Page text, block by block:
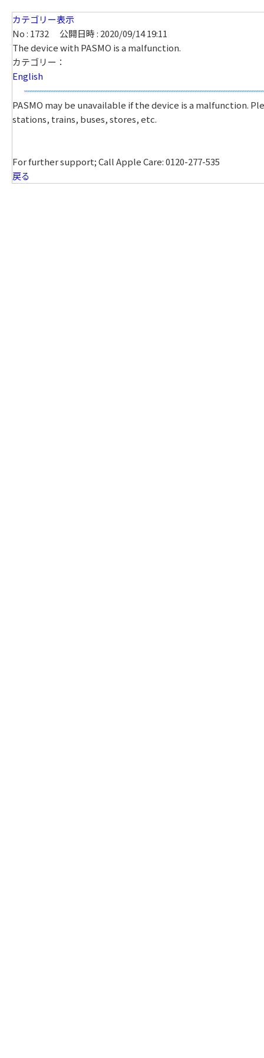
カテゴリー表示
No : 1732
公開日時 : 2020/09/14 19:11
The device with PASMO is a malfunction.
カテゴリー：
English
PASMO may be unavailable if the device is a malfunction.
stations, trains, buses, stores, etc.
For further support; Call Apple Care: 0120-277-535
戻る